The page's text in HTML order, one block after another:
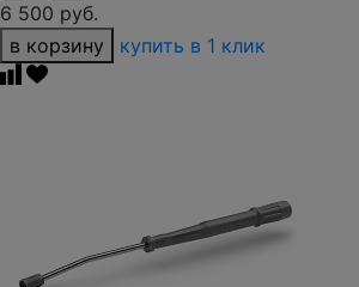
6 500 руб.
в корзину
купить в 1 клик